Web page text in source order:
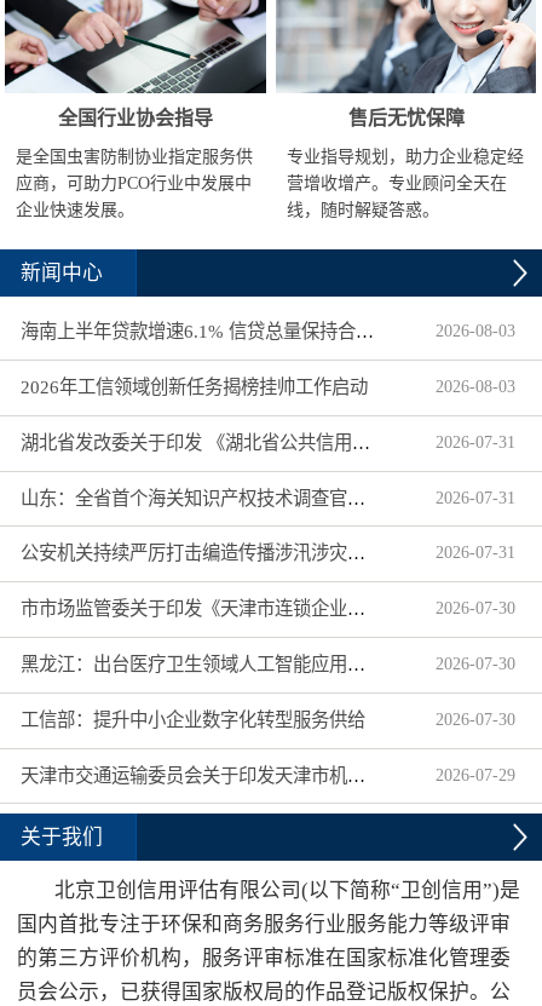
全国行业协会指导
是全国虫害防制协业指定服务供
应商，可助力PCO行业中发展中
企业快速发展。
售后无忧保障
专业指导规划，助力企业稳定经
营增收增产。专业顾问全天在
线，随时解疑答惑。
新闻中心
海南上半年贷款增速6.1% 信贷总量保持合理平稳增长 2026-08-03
2026年工信领域创新任务揭榜挂帅工作启动 2026-08-03
湖北省发改委关于印发 《湖北省公共信用信息目录（2026年版）》的通知 2026-07-31
山东：全省首个海关知识产权技术调查官制度落地济南自贸片区 2026-07-31
公安机关持续严厉打击编造传播涉汛涉灾网络谣言 2026-07-31
市市场监管委关于印发《天津市连锁企业食品经营许可“先证后核”信用承诺审批实施办法》的通知 2026-07-30
黑龙江：出台医疗卫生领域人工智能应用工作实施方案 2026-07-30
工信部：提升中小企业数字化转型服务供给 2026-07-30
天津市交通运输委员会关于印发天津市机动车驾驶员培训机构及教练员综合信用评价管理办法的通知 2026-07-29
关于我们
北京卫创信用评估有限公司(以下简称“卫创信用”)是
国内首批专注于环保和商务服务行业服务能力等级评审
的第三方评价机构，服务评审标准在国家标准化管理委
员会公示，已获得国家版权局的作品登记版权保护。公